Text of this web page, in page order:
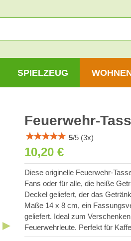
SPIELZEUG
Feuerwehr-
5/5 (3x)
10,20 €
Diese originelle Feuerwehr-
Fans oder für alle, die heiße
Deckel geliefert, der das
Maße 14 x 8 cm, ein
geliefert. Ideal zum
Feuerwehrleute. Perfekt für